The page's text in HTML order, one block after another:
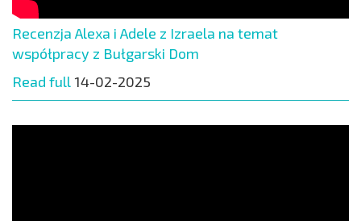
Recenzja Alexa i Adele z Izraela na temat
współpracy z Bułgarski Dom
Read full 14-02-2025